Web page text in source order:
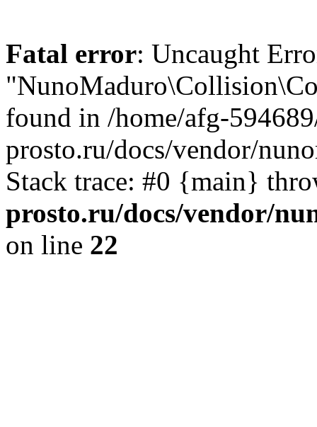
Fatal error: Uncaught
found in /home/afg-
prosto.ru/docs/vendor/
Stack trace: #0 {main}
prosto.ru/docs/vendor/
on line 22